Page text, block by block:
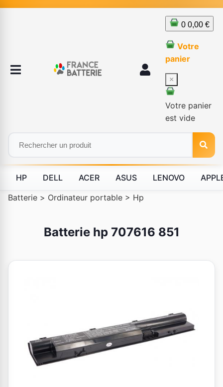
0 0,00 €
Votre
panier
×
Votre panier
est vide
HP DELL ACER ASUS LENOVO
Batterie > Ordinateur portable > Hp
Batterie hp 707616 851